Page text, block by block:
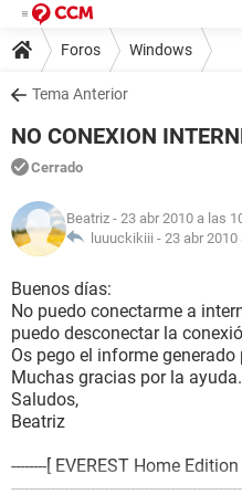
Foros Windows
Tema Anterior
NO CONEXION
Cerrado
Beatriz - 23 abr 2010 a las
luuuckikiii - 23 abr 2010
Buenos días:
No puedo conectarme a
puedo desconectar la
Os pego el informe generado
Muchas gracias por la ayuda.
Saludos,
Beatriz
--------[ EVEREST Home